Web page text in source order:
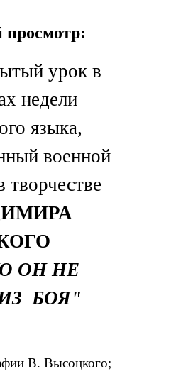
урок в
недели
языка,
военной
ОН НЕ
БОЯ"
В. Высоцкого;